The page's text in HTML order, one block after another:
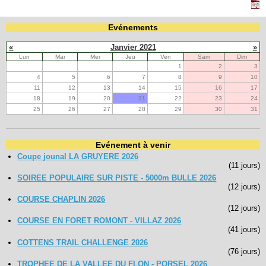
Navigation
recherche
site map
messages récents
Ouverture de session
Nom d'utilisateur:
Demander un nouveau mot de passe
Evénements
« Janvier 2021 »
Lun Mar Mer Jeu Ven Sam
Dim
1
2
3
4
5 6 7 8 9
10
11
12 13 14 15 16
17
18
19 20 21 22 23
24
25
26 27 28 29 30 31
Evénement à venir
Coupe jounal LA GRUYERE 2026
(11 jours)
SOIREE POPULAIRE SUR PISTE - 5000m BULLE 2026
(12 jours)
COURSE CHAPLIN 2026
(12 jours)
COURSE EN FORET ROMONT - VILLAZ 2026
(41 jours)
COTTENS TRAIL CHALLENGE 2026
(76 jours)
TROPHEE DE LA VALLEE DU FLON - PORSEL 2026